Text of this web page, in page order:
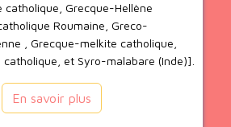
catholique, Grecque-Hellène
Roumaine, Greco-
, Grecque-melkite catholique,
et Syro-malabare (Inde)].
En savoir plus